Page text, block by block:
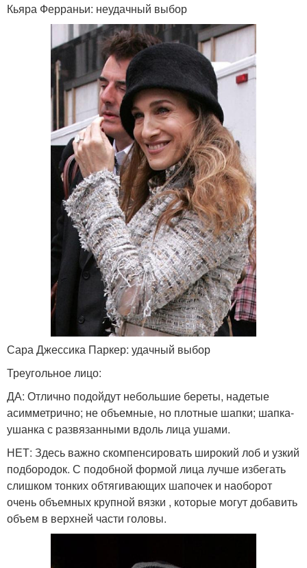
Кьяра Ферраньи: неудачный выбор
Сара Джессика Паркер: удачный выбор
Треугольное лицо:
ДА: Отлично подойдут небольшие береты, надетые
асимметрично; не объемные, но плотные шапки; шапка-
ушанка с развязанными вдоль лица ушами.
НЕТ: Здесь важно скомпенсировать широкий лоб и узкий
подбородок. С подобной формой лица лучше избегать
слишком тонких обтягивающих шапочек и наоборот
очень объемных крупной вязки , которые могут добавить
объем в верхней части головы.